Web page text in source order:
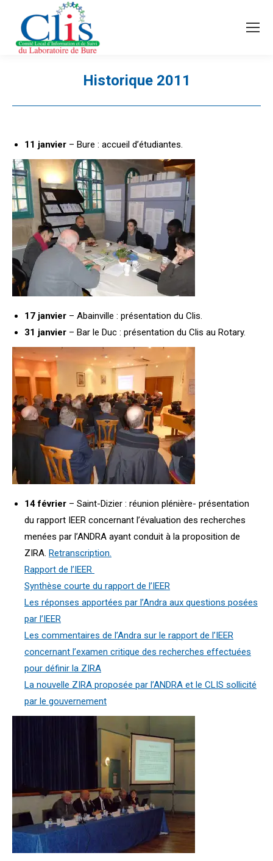
Historique 2011
11 janvier – Bure : accueil d’étudiantes.
17 janvier – Abainville : présentation du Clis.
31 janvier – Bar le Duc : présentation du Clis au Rotary.
14 février – Saint-Dizier : réunion plénière- présentation
du rapport IEER concernant l’évaluation des recherches
menées par l’ANDRA ayant conduit à la proposition de
ZIRA. Retranscription.
Rapport de l’IEER
Synthèse courte du rapport de l’IEER
Les réponses apportées par l’Andra aux questions posées
par l’IEER
Les commentaires de l’Andra sur le rapport de l’IEER
concernant l’examen critique des recherches effectuées
pour définir la ZIRA
La nouvelle ZIRA proposée par l’ANDRA et le CLIS sollicité
par le gouvernement